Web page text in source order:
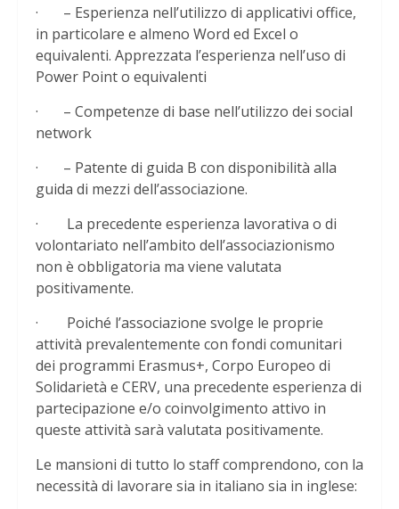
· – Esperienza nell’utilizzo di applicativi office,
in particolare e almeno Word ed Excel o
equivalenti. Apprezzata l’esperienza nell’uso di
Power Point o equivalenti
· – Competenze di base nell’utilizzo dei social
network
· – Patente di guida B con disponibilità alla
guida di mezzi dell’associazione.
· La precedente esperienza lavorativa o di
volontariato nell’ambito dell’associazionismo
non è obbligatoria ma viene valutata
positivamente.
· Poiché l’associazione svolge le proprie
attività prevalentemente con fondi comunitari
dei programmi Erasmus+, Corpo Europeo di
Solidarietà e CERV, una precedente esperienza di
partecipazione e/o coinvolgimento attivo in
queste attività sarà valutata positivamente.
Le mansioni di tutto lo staff comprendono, con la
necessità di lavorare sia in italiano sia in inglese: